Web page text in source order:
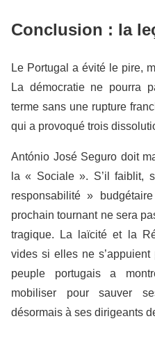
Conclusion : la
Le Portugal a évité le pire,
La démocratie ne pourra
terme sans une rupture
qui a provoqué trois
António José Seguro doit
la « Sociale ». S’il faiblit,
responsabilité »
prochain tournant ne sera
tragique. La laïcité et la
vides si elles ne
peuple portugais a
mobiliser pour sauver
désormais à ses dirigeants